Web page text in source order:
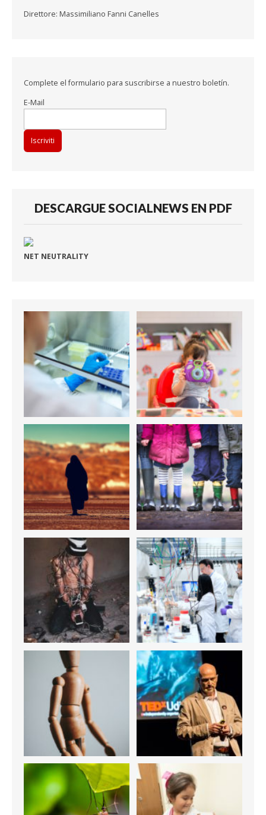
Direttore: Massimiliano Fanni Canelles
Complete el formulario para suscribirse a nuestro boletín.
E-Mail
DESCARGUE SOCIALNEWS EN PDF
NET NEUTRALITY